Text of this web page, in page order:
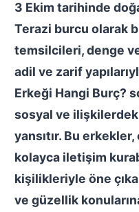
3 Ekim tarihinde
Terazi burcu olarak
temsilcileri, denge
adil ve zarif
Erkeği Hangi Burç?
sosyal ve ilişkilerdeki
yansıtır. Bu
kolayca iletişim
kişilikleriyle öne
ve güzellik